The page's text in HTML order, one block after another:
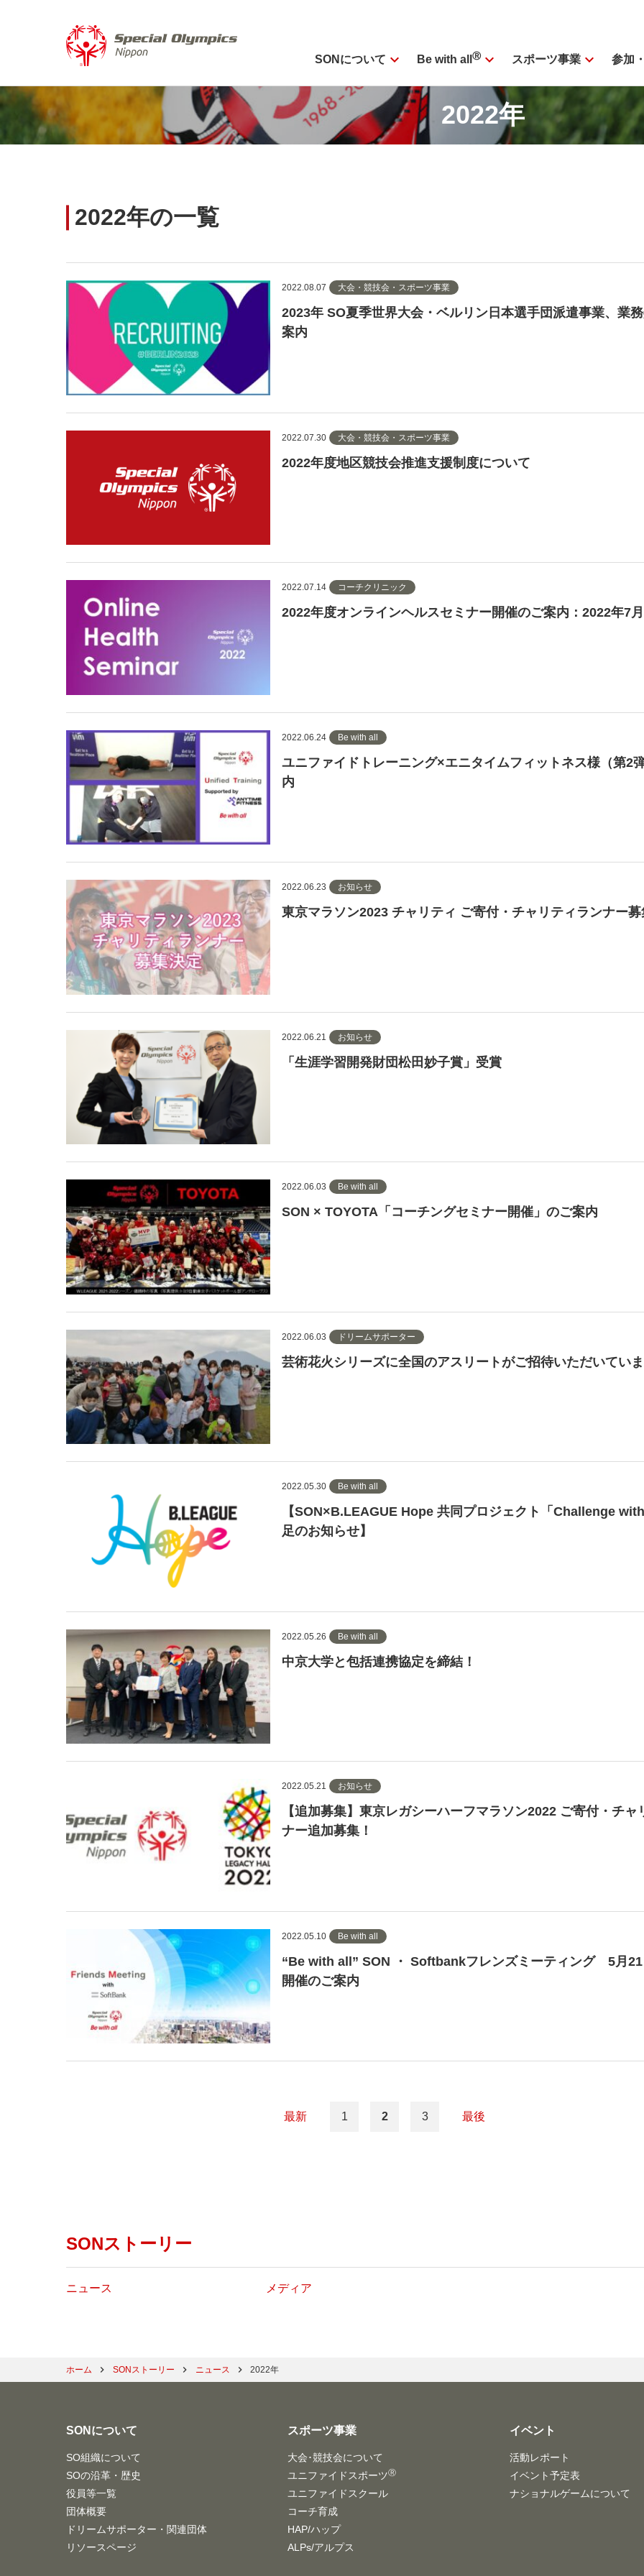
SONについて expand_more Be with all Ⓡ expand_more スポーツ事業 expand_more 参加
2022年
2022年の一覧
2022.08.07 大会・競技会・スポーツ事業
2023年 SO夏季世界大会・ベルリン日本選手団派遣事業、業
案内
2022.07.30 大会・競技会・スポーツ事業
2022年度地区競技会推進支援制度について
2022.07.14 コーチクリニック
2022年度オンラインヘルスセミナー開催のご案内：2022年7
2022.06.24 Be with all
ユニファイドトレーニング×エニタイムフィットネス様（第2
内
2022.06.23 お知らせ
東京マラソン2023 チャリティ ご寄付・チャリティランナー募
2022.06.21 お知らせ
「生涯学習開発財団松田妙子賞」受賞
2022.06.03 Be with all
SON × TOYOTA「コーチングセミナー開催」のご案内
2022.06.03 ドリームサポーター
芸術花火シリーズに全国のアスリートがご招待いただいていま
2022.05.30 Be with all
【SON×B.LEAGUE Hope 共同プロジェクト「Challenge
足のお知らせ】
2022.05.26 Be with all
中京大学と包括連携協定を締結！
2022.05.21 お知らせ
【追加募集】東京レガシーハーフマラソン2022 ご寄付・チャ
ナー追加募集！
2022.05.10 Be with all
“Be with all” SON ・ Softbankフレンズミーティング 5月21
開催のご案内
最新 1 2 3 最後
SONストーリー
ニュース メディア
ホーム SONストーリー ニュース 2022年
SONについて
SO組織について
SOの沿革・歴史
役員等一覧
団体概要
ドリームサポーター・関連団体
リソースページ
スポーツ事業
大会･競技会について
ユニファイドスポーツⓇ
ユニファイドスクール
コーチ育成
HAP/ハップ
ALPs/アルプス
イベント
活動レポート
イベント予定表
ナショナルゲームについて